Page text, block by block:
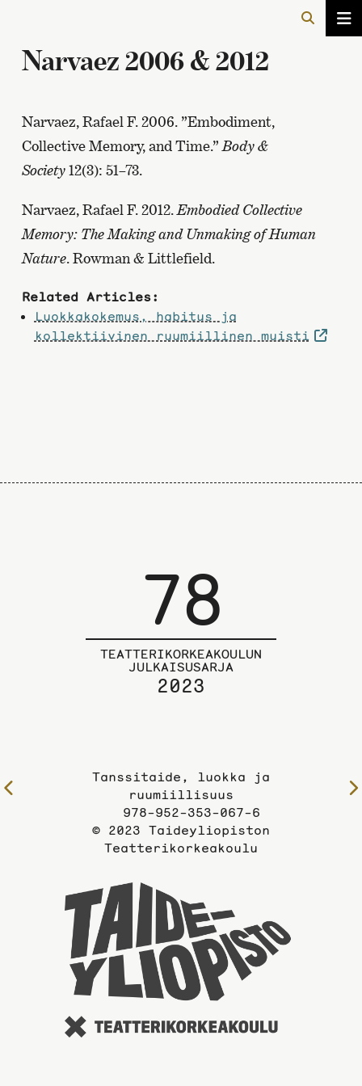
Narvaez 2006 & 2012
Narvaez, Rafael F. 2006. ”Embodiment,
Collective Memory, and Time.” Body &
Society12(3): 51–73.
Narvaez, Rafael F. 2012. Embodied Collective
Memory: The Making and Unmaking of Human
Nature. Rowman & Littlefield.
Related Articles:
Luokkakokemus, habitus ja
kollektiivinen ruumiillinen muisti
78
TEATTERIKORKEAKOULUN
JULKAISUSARJA
2023
Tanssitaide, luokka ja
ruumiillisuus
978-952-353-067-6
© 2023 Taideyliopiston
Teatterikorkeakoulu